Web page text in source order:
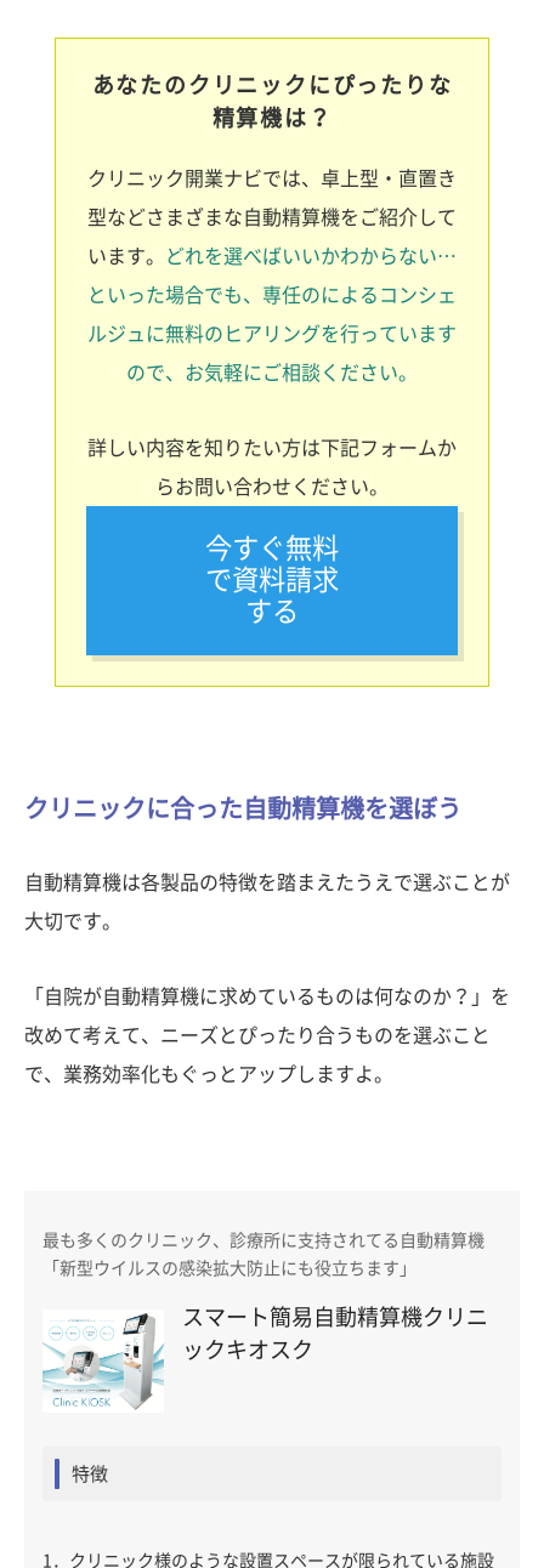
あなたのクリニックにぴったりな
精算機は？
クリニック開業ナビでは、卓上型・直置き
型などさまざまな自動精算機をご紹介して
います。
どれを選べばいいかわからない…
といった場合でも、専任のによるコンシェ
ルジュに無料のヒアリングを行っています
ので、お気軽にご相談ください。
詳しい内容を知りたい方は下記フォームか
らお問い合わせください。
今すぐ無料
で資料請求
する
クリニックに合った自動精算機を選ぼう
自動精算機は各製品の特徴を踏まえたうえで選ぶことが
大切です。
「自院が自動精算機に求めているものは何なのか？」を
改めて考えて、ニーズとぴったり合うものを選ぶこと
で、業務効率化もぐっとアップしますよ。
最も多くのクリニック、診療所に支持されてる自動精算機
「新型ウイルスの感染拡大防止にも役立ちます」
スマート簡易自動精算機クリニ
ックキオスク
特徴
1．クリニック様のような設置スペースが限られている施設